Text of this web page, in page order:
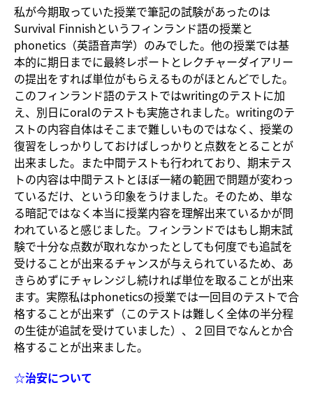
私が今期取っていた授業で筆記の試験があったのは
Survival Finnishというフィンランド語の授業と
phonetics（英語音声学）のみでした。他の授業では基
本的に期日までに最終レポートとレクチャーダイアリー
の提出をすれば単位がもらえるものがほとんどでした。
このフィンランド語のテストではwritingのテストに加
え、別日にoralのテストも実施されました。writingのテ
ストの内容自体はそこまで難しいものではなく、授業の
復習をしっかりしておけばしっかりと点数をとることが
出来ました。また中間テストも行われており、期末テス
トの内容は中間テストとほぼ一緒の範囲で問題が変わっ
ているだけ、という印象をうけました。そのため、単な
る暗記ではなく本当に授業内容を理解出来ているかが問
われていると感じました。フィンランドではもし期末試
験で十分な点数が取れなかったとしても何度でも追試を
受けることが出来るチャンスが与えられているため、あ
きらめずにチャレンジし続ければ単位を取ることが出来
ます。実際私はphoneticsの授業では一回目のテストで合
格することが出来ず（このテストは難しく全体の半分程
の生徒が追試を受けていました）、２回目でなんとか合
格することが出来ました。
☆治安について